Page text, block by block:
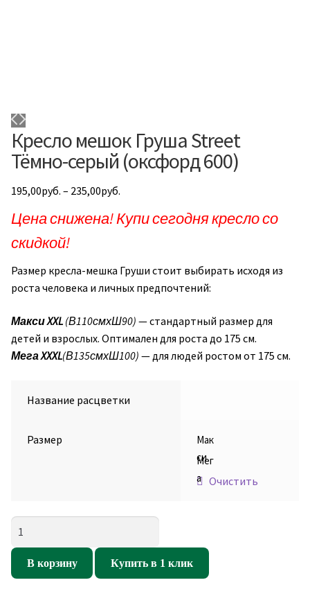
Кресло мешок Груша Street
Тёмно-серый (оксфорд 600)
195,00руб. – 235,00руб.
Цена снижена! Купи сегодня кресло со
скидкой!
Размер кресла-мешка Груши стоит выбирать исходя из
роста человека и личных предпочтений:
Макси XXL (В110смхШ90) — стандартный размер для
детей и взрослых. Оптимален для роста до 175 см.
Мега XXXL(В135смхШ100) — для людей ростом от 175 см.
Название расцветки
Размер
Мак
си
Мег
а
Очистить
Кресло
мешок
В корзину Купить в 1 клик